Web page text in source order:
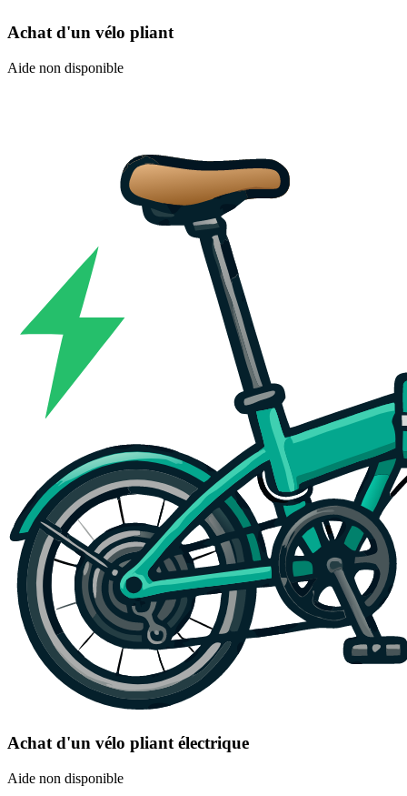
Achat d'un vélo pliant
Aide non disponible
Achat d'un vélo pliant électrique
Aide non disponible